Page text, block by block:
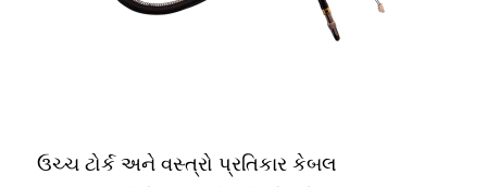
ઉચ્ચ ટોર્ક અને વસ્ત્રો પ્રતિકાર કેબલ